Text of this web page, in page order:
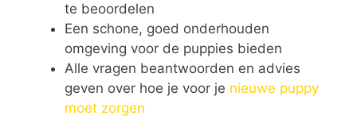
te beoordelen
Een schone, goed onderhouden
omgeving voor de puppies bieden
Alle vragen beantwoorden en advies
geven over hoe je voor je nieuwe puppy
moet zorgen